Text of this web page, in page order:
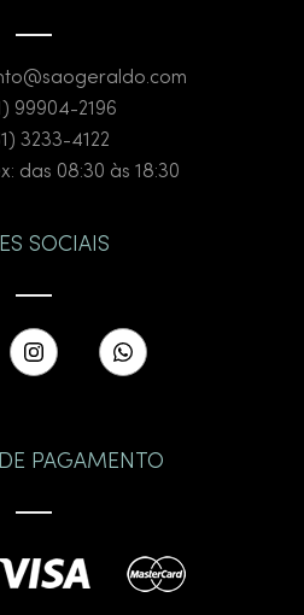
99904-2196
3233-4122
das 08:30 às 18:30
SOCIAIS
PAGAMENTO